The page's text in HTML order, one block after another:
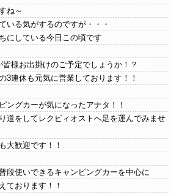
ね～
いる気がするのですが・・・
にしている今日この頃です
様お出掛けのご予定でしょうか！？
3連休も元気に営業しております！！
ングカーが気になったアナタ！！
道をしてレクビィオストへ足を運んでみませ
大歓迎です！！
段使いできるキャンピングカーを中心に
ております！！